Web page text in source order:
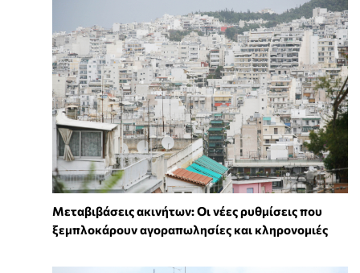
Μεταβιβάσεις ακινήτων: Οι νέες ρυθμίσεις που
ξεμπλοκάρουν αγοραπωλησίες και κληρονομιές